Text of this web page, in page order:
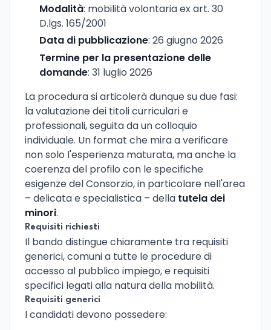
Modalità: mobilità volontaria ex art. 30
D.lgs. 165/2001
Data di pubblicazione: 26 giugno 2026
Termine per la presentazione delle
domande: 31 luglio 2026
La procedura si articolerà dunque su due fasi:
la valutazione dei titoli curriculari e
professionali, seguita da un colloquio
individuale. Un format che mira a verificare
non solo l'esperienza maturata, ma anche la
coerenza del profilo con le specifiche
esigenze del Consorzio, in particolare nell'area
– delicata e specialistica – della tutela dei
minori.
Requisiti richiesti
Il bando distingue chiaramente tra requisiti
generici, comuni a tutte le procedure di
accesso al pubblico impiego, e requisiti
specifici legati alla natura della mobilità.
Requisiti generici
I candidati devono possedere: